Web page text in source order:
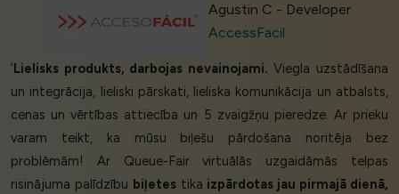
Agustin C - Developer
AccessFacil
‘Lielisks produkts, darbojas nevainojami. Viegla uzstādīšana
un integrācija, lieliski pārskati, lieliska komunikācija un atbalsts,
cenas un vērtības attiecība un 5 zvaigžņu pieredze. Ar prieku
varam teikt, ka mūsu biļešu pārdošana noritēja bez
problēmām! Ar Queue-Fair virtuālās uzgaidāmās telpas
risinājuma palīdzību biļetestika izpārdotas jau pirmajā dienā,